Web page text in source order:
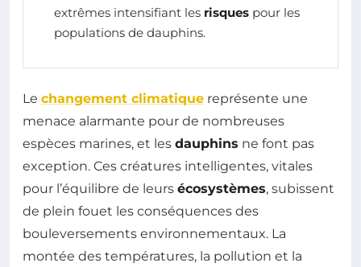
extrêmes intensifiant les risques pour les
populations de dauphins.
Le changement climatique représente une
menace alarmante pour de nombreuses
espèces marines, et les dauphins ne font pas
exception. Ces créatures intelligentes, vitales
pour l’équilibre de leurs écosystèmes, subissent
de plein fouet les conséquences des
bouleversements environnementaux. La
montée des températures, la pollution et la